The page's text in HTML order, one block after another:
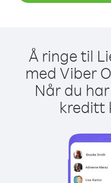
Å ringe til
med Viber
Når du
kreditt